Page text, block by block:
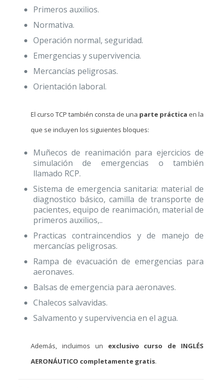
Primeros auxilios.
Normativa.
Operación normal, seguridad.
Emergencias y supervivencia.
Mercancías peligrosas.
Orientación laboral.
El curso TCP también consta de una parte práctica en la
que se incluyen los siguientes bloques:
Muñecos de reanimación para ejercicios de
simulación de emergencias o también
llamado RCP.
Sistema de emergencia sanitaria: material de
diagnostico básico, camilla de transporte de
pacientes, equipo de reanimación, material de
primeros auxilios,..
Practicas contraincendios y de manejo de
mercancías peligrosas.
Rampa de evacuación de emergencias para
aeronaves.
Balsas de emergencia para aeronaves.
Chalecos salvavidas.
Salvamento y supervivencia en el agua.
Además, incluimos un exclusivo curso de INGLÉS
AERONÁUTICO completamente gratis.